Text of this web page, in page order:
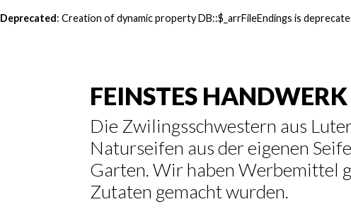
Deprecated: Creation of dynamic property DB::$_arrFileEndings is
FEINSTES HANDWERK
Die Zwilingsschwestern aus
Naturseifen aus der eigenen
Garten. Wir haben Werbemittel
Zutaten gemacht wurden.